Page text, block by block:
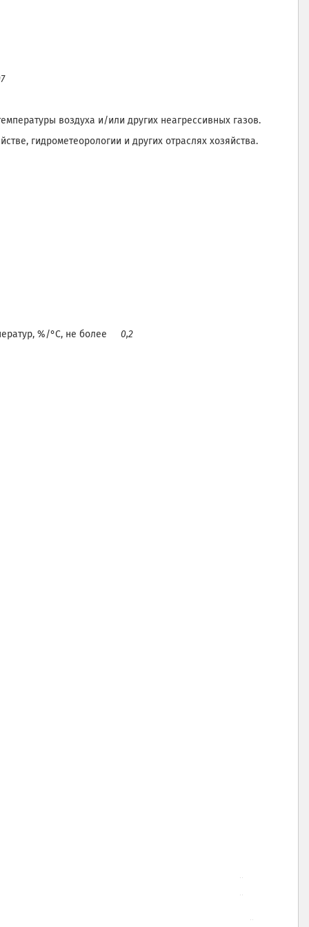
воздуха и/или других неагрессивных газов.
гидрометеорологии и других отраслях хозяйства.
%/°С, не более 0,2